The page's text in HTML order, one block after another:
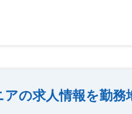
の求人情報を勤務